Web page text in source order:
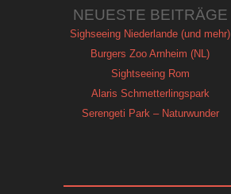
NEUESTE BEITRÄGE
Sighseeing Niederlande (und mehr)
Burgers Zoo Arnheim (NL)
Sightseeing Rom
Alaris Schmetterlingspark
Serengeti Park – Naturwunder